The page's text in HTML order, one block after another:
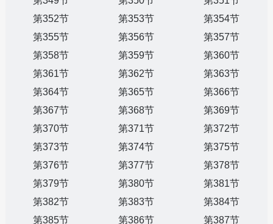
第352节
第353节
第354节
第355节
第356节
第357节
第358节
第359节
第360节
第361节
第362节
第363节
第364节
第365节
第366节
第367节
第368节
第369节
第370节
第371节
第372节
第373节
第374节
第375节
第376节
第377节
第378节
第379节
第380节
第381节
第382节
第383节
第384节
第385节
第386节 第387节